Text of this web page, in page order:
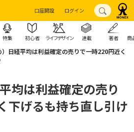
口座開設 ログイン
特集 初心者 ライフデザイン 連載 著者 商
）日経平均は利益確定の売りで一時220円近く
均は利益確定の売り
下げるも持ち直し引け